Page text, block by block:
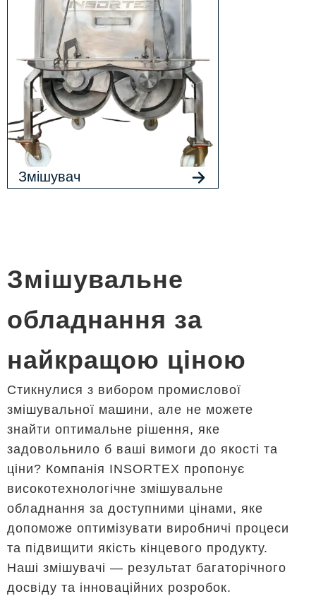
Змішувач
Змішувальне
обладнання за
найкращою ціною
Стикнулися з вибором промислової
змішувальної машини, але не можете
знайти оптимальне рішення, яке
задовольнило б ваші вимоги до якості та
ціни? Компанія INSORTEX пропонує
високотехнологічне змішувальне
обладнання за доступними цінами, яке
допоможе оптимізувати виробничі процеси
та підвищити якість кінцевого продукту.
Наші змішувачі — результат багаторічного
досвіду та інноваційних розробок.